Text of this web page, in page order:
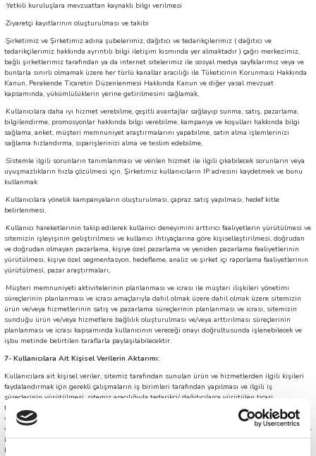
·Yetkili kuruluşlara mevzuattan kaynaklı bilgi verilmesi
·Ziyaretçi kayıtlarının oluşturulması ve takibi
·Şirketimiz ve Şirketimiz adına şubelerimiz, dağıtıcı ve tedarikçilerimiz ( dağıtıcı ve
tedarikçilerimiz hakkında ayrıntılı bilgi iletişim kısmında yer almaktadır ) çağrı merkezimiz,
bağlı şirketlerimiz tarafından ya da internet sitelerimiz ile sosyal medya sayfalarımız veya ve
bunlarla sınırlı olmamak üzere her türlü kanallar aracılığı ile Tüketicinin Korunması Hakkında
Kanun, Perakende Ticaretin Düzenlenmesi Hakkında Kanun ve diğer yasal mevzuat
kapsamında, yükümlülüklerin yerine getirilmesini sağlamak,
·Kullanıcılara daha iyi hizmet verebilme, çeşitli avantajlar sağlayıp sunma, satış, pazarlama,
bilgilendirme, promosyonlar hakkında bilgi verebilme, kampanya ve koşulları hakkında bilgi
sağlama, anket, müşteri memnuniyet araştırmalarını yapabilme, satın alma işlemlerinizi
sağlama hızlandırma, siparişlerinizi alma ve teslim edebilme,
·Sistemle ilgili sorunların tanımlanması ve verilen hizmet ile ilgili çıkabilecek sorunların veya
uyuşmazlıkların hızla çözülmesi için, Şirketimiz kullanıcıların IP adresini kaydetmek ve bunu
kullanmak
·Kullanıcılara yönelik kampanyaların oluşturulması, çapraz satış yapılması, hedef kitle
belirlenmesi,
·Kullanıcı hareketlerinin takip edilerek kullanıcı deneyimini arttırıcı faaliyetlerin yürütülmesi ve
sitemizin işleyişinin geliştirilmesi ve kullanıcı ihtiyaçlarına göre kişiselleştirilmesi, doğrudan
ve doğrudan olmayan pazarlama, kişiye özel pazarlama ve yeniden pazarlama faaliyetlerinin
yürütülmesi, kişiye özel segmentasyon, hedefleme, analiz ve şirket içi raporlama faaliyetlerinin
yürütülmesi, pazar araştırmaları,
·Müşteri memnuniyeti aktivitelerinin planlanması ve icrası ile müşteri ilişkileri yönetimi
süreçlerinin planlanması ve icrası amaçlarıyla dahil olmak üzere dahil olmak üzere sitemizin
ürün ve/veya hizmetlerinin satış ve pazarlama süreçlerinin planlanması ve icrası, sitemizin
sunduğu ürün ve/veya hizmetlere bağlılık oluşturulması ve/veya arttırılması süreçlerinin
planlanması ve icrası kapsamında kullanıcının vereceği onayı doğrultusunda işlenebilecek ve
işbu metinde belirtilen taraflarla paylaşılabilecektir.
7- Kullanıcılara Ait Kişisel Verilerin Aktarımı:
Kullanıcılara ait kişisel veriler, sitemiz tarafından sunulan ürün ve hizmetlerden ilgili kişileri
faydalandırmak için gerekli çalışmaların iş birimleri tarafından yapılması ve ilgili iş
süreçlerinin yürütülmesi, sitemiz aracılığıyla tedarikçi/ dağıtıcılarca yürütülen ticari
faaliyetlerin gerçekleştirilmesi için ilgili iş birimleri tarafından gerekli çalışmaların yapılması
ve buna bağlı iş süreçlerinin yürütülmesi, sitemizin ticari ve/veya iş stratejilerinin planlanması
ve icrası, sitemizin ve sitemiz ile iş ilişkisi içerisinde olan ilgili kişilerin hukuki, teknik ve ticari-
iş güvenliğinin temini ile sitemizin sunduğu ürün ve hizmetlerin ilgili kişilerin beğeni,
kullanım alışkanlıkları ve ihtiyaçlarına göre özelleştirilerek ilgili kişilere önerilmesi ve